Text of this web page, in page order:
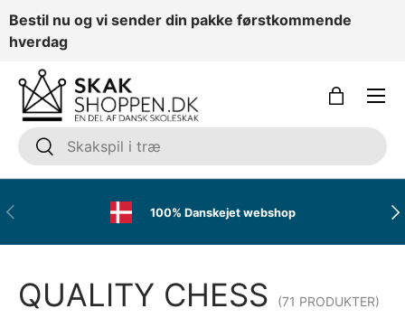
GÅ TIL INDHOLD
Bestil nu og vi sender din pakke førstkommende
hverdag
SøgSøg
Kurv
Menu
FORRIGE 100% Danskejet webshop
QUALITY CHESS (71 PRODUKTER)